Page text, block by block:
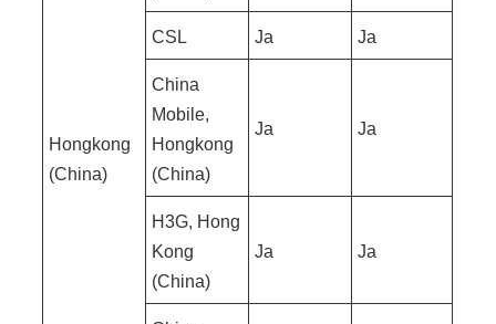
Hongkong
(China)
CSL Ja Ja
China
Mobile,
Hongkong
(China)
Ja Ja
H3G, Hong
Kong
(China)
Ja Ja